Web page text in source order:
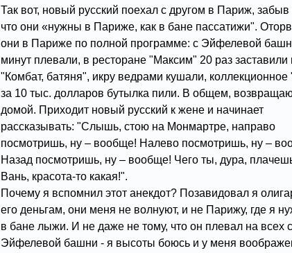
Так вот, новый русский поехал с другом в Париж, забыв
что они «нужны в Париже, как в бане пассатижи".
они в Париже по полной программе: с Эйфелевой
минут плевали, в ресторане "Максим" 20 раз заставили
"Комбат, батяня", икру ведрами кушали, коллекционное
за 10 тыс. долларов бутылка пили. В общем,
домой. Приходит новый русский к жене и начинает
рассказывать: "Слышь, стою на Монмартре, направо
посмотришь, ну – вообще! Налево посмотришь, ну –
Назад посмотришь, ну – вообще! Чего ты, дура,
Вань, красота-то какая!".
Почему я вспомнил этот анекдот? Позавидовал я
его деньгам, они меня не волнуют, и не Парижу, где я
в бане лыжи. И не даже не тому, что он плевал на всех с
Эйфелевой башни - я высоты боюсь и у меня